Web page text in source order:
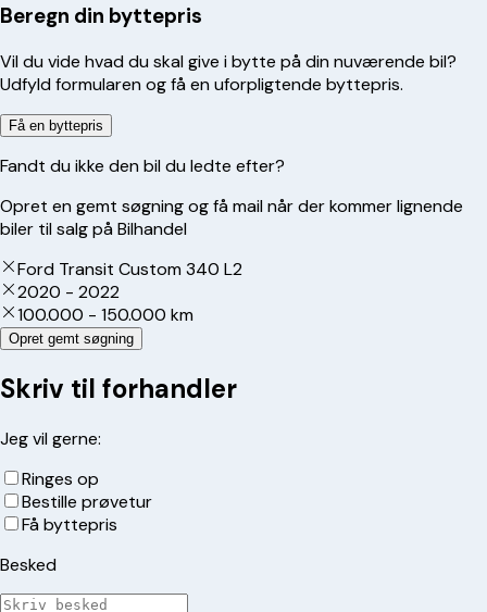
Beregn din byttepris
Vil du vide hvad du skal give i bytte på din nuværende bil?
Udfyld formularen og få en uforpligtende byttepris.
Få en byttepris
Fandt du ikke den bil du ledte efter?
Opret en gemt søgning og få mail når der kommer lignende
biler til salg på Bilhandel
Ford Transit Custom 340 L2
2020 - 2022
100.000 - 150.000 km
Opret gemt søgning
Skriv til forhandler
Jeg vil gerne:
Ringes op
Bestille prøvetur
Få byttepris
Besked